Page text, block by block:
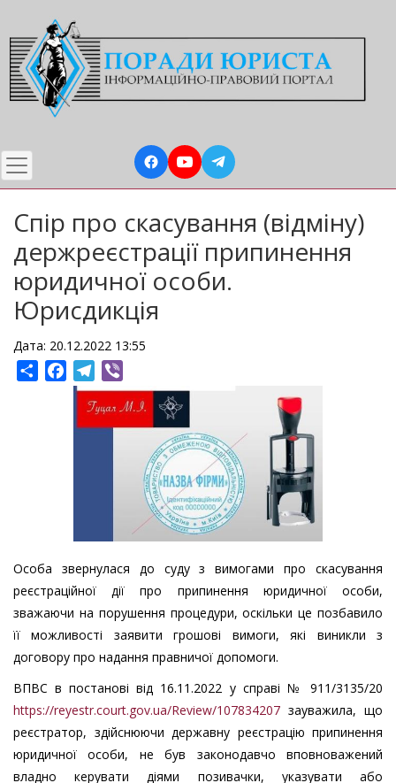
до
основного
вмісту
Спір про скасування (відміну)
держреєстрації припинення
юридичної особи.
Юрисдикція
Дата: 20.12.2022 13:55
ShareFacebookTelegram
Особа звернулася до суду з вимогами про скасування
реєстраційної дії про припинення юридичної особи,
зважаючи на порушення процедури, оскільки це позбавило
її можливості заявити грошові вимоги, які виникли з
договору про надання правничої допомоги.
ВПВС в постанові від 16.11.2022 у справі № 911/3135/20
https://reyestr.court.gov.ua/Review/107834207 зауважила, що
реєстратор, здійснюючи державну реєстрацію припинення
юридичної особи, не був законодавчо вповноважений
владно керувати діями позивачки, указувати або